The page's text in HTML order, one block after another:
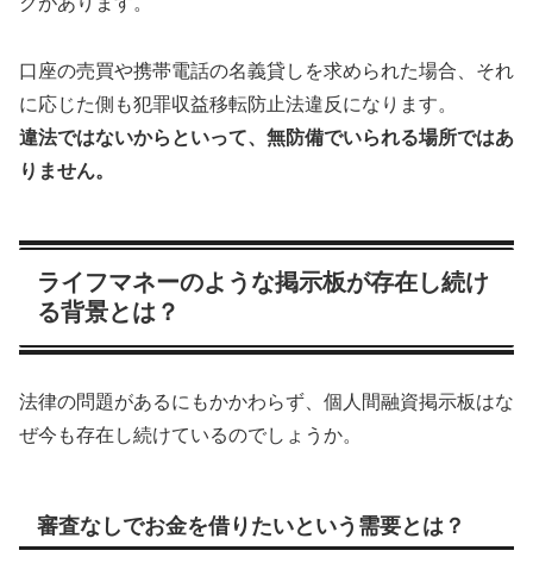
口座の売買や携帯電話の名義貸しを求められた場合、それ
に応じた側も犯罪収益移転防止法違反になります。
違法ではないからといって、無防備でいられる場所ではあ
りません。
ライフマネーのような掲示板が存在し続け
る背景とは？
法律の問題があるにもかかわらず、個人間融資掲示板はな
ぜ今も存在し続けているのでしょうか。
審査なしでお金を借りたいという需要とは？